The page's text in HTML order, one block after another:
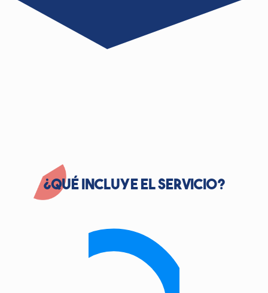
¿Qué incluye el servicio?